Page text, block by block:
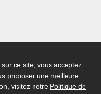
ce site, vous acceptez
proposer une meilleure
visitez notre Politique de